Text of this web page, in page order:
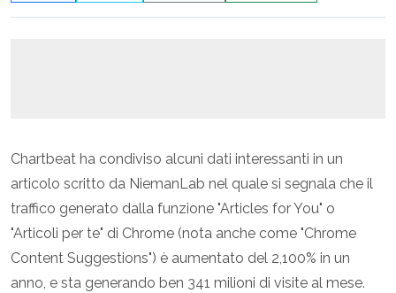
Chartbeat ha condiviso alcuni dati interessanti in un
articolo scritto da NiemanLab nel quale si segnala che il
traffico generato dalla funzione "Articles for You" o
"Articoli per te" di Chrome (nota anche come "Chrome
Content Suggestions") è aumentato del 2,100% in un
anno, e sta generando ben 341 milioni di visite al mese.